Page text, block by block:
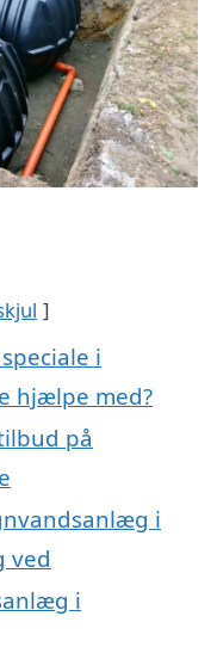
i
hjælpe med?
på
i
ved
i